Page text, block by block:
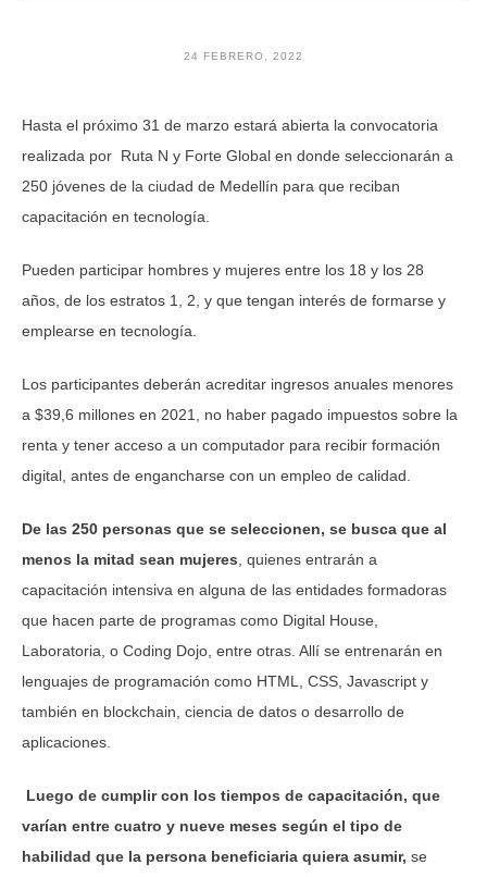
24 FEBRERO, 2022
Hasta el próximo 31 de marzo estará abierta la convocatoria
realizada por Ruta N y Forte Global en donde seleccionarán a
250 jóvenes de la ciudad de Medellín para que reciban
capacitación en tecnología.
Pueden participar hombres y mujeres entre los 18 y los 28
años, de los estratos 1, 2, y que tengan interés de formarse y
emplearse en tecnología.
Los participantes deberán acreditar ingresos anuales menores
a $39,6 millones en 2021, no haber pagado impuestos sobre la
renta y tener acceso a un computador para recibir formación
digital, antes de engancharse con un empleo de calidad.
De las 250 personas que se seleccionen, se busca que al
menos la mitad sean mujeres, quienes entrarán a
capacitación intensiva en alguna de las entidades formadoras
que hacen parte de programas como Digital House,
Laboratoria, o Coding Dojo, entre otras. Allí se entrenarán en
lenguajes de programación como HTML, CSS, Javascript y
también en blockchain, ciencia de datos o desarrollo de
aplicaciones.
Luego de cumplir con los tiempos de capacitación, que
varían entre cuatro y nueve meses según el tipo de
habilidad que la persona beneficiaria quiera asumir, se